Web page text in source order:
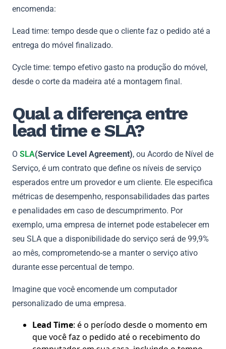
encomenda:
Lead time: tempo desde que o cliente faz o pedido até a
entrega do móvel finalizado.
Cycle time: tempo efetivo gasto na produção do móvel,
desde o corte da madeira até a montagem final.
Qual a diferença entre
lead time e SLA?
O SLA(Service Level Agreement), ou Acordo de Nível de
Serviço, é um contrato que define os níveis de serviço
esperados entre um provedor e um cliente. Ele especifica
métricas de desempenho, responsabilidades das partes
e penalidades em caso de descumprimento. Por
exemplo, uma empresa de internet pode estabelecer em
seu SLA que a disponibilidade do serviço será de 99,9%
ao mês, comprometendo-se a manter o serviço ativo
durante esse percentual de tempo.
Imagine que você encomende um computador
personalizado de uma empresa.
Lead Time: é o período desde o momento em
que você faz o pedido até o recebimento do